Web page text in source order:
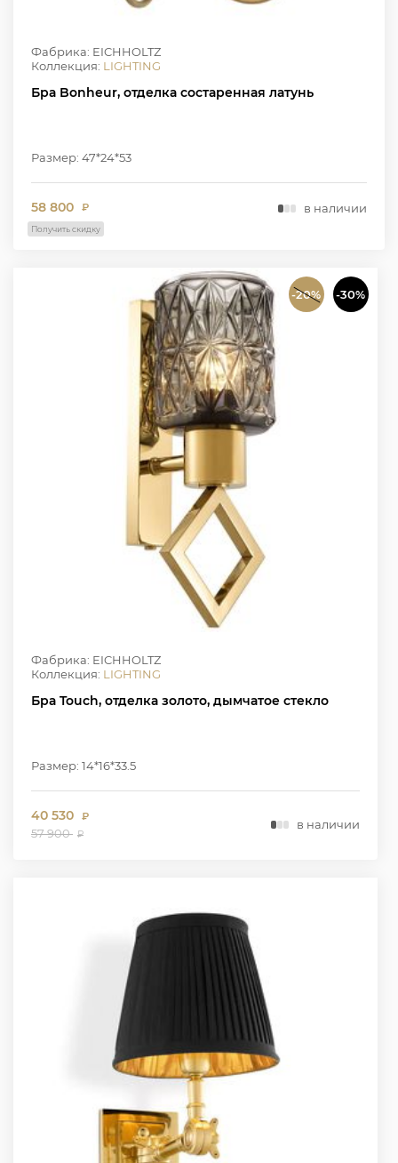
Фабрика: EICHHOLTZ
Коллекция: LIGHTING
Бра Bonheur, отделка состаренная латунь
Размер: 47*24*53
58 800 ₽ в наличии
Получить скидку
-20% -30%
Фабрика: EICHHOLTZ
Коллекция: LIGHTING
Бра Touch, отделка золото, дымчатое стекло
Размер: 14*16*33.5
40 530 ₽
57 900 ₽
в наличии